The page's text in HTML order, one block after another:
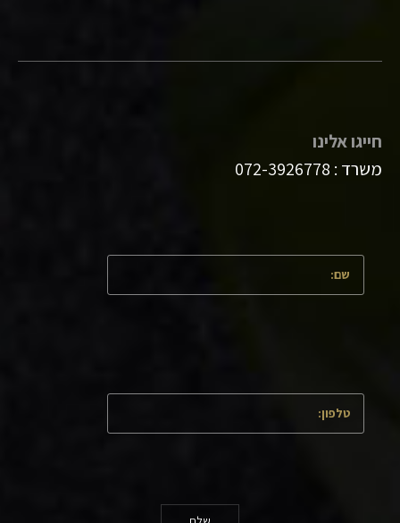
חייגו אלינו
משרד : 072-3926778